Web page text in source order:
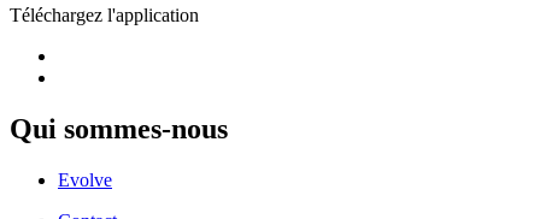
Téléchargez l'application
Qui sommes-nous
Evolve